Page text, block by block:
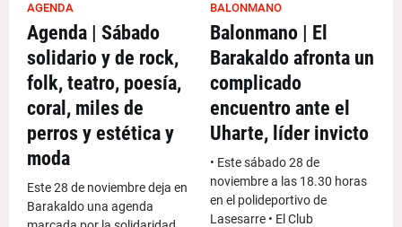
AGENDA
Agenda | Sábado
solidario y de rock,
folk, teatro, poesía,
coral, miles de
perros y estética y
moda
Este 28 de noviembre deja en
Barakaldo una agenda
BALONMANO
Balonmano | El
Barakaldo afronta un
complicado
encuentro ante el
Uharte, líder invicto
• Este sábado 28 de
noviembre a las 18.30 horas
en el polideportivo de
Lasesarre • El Club